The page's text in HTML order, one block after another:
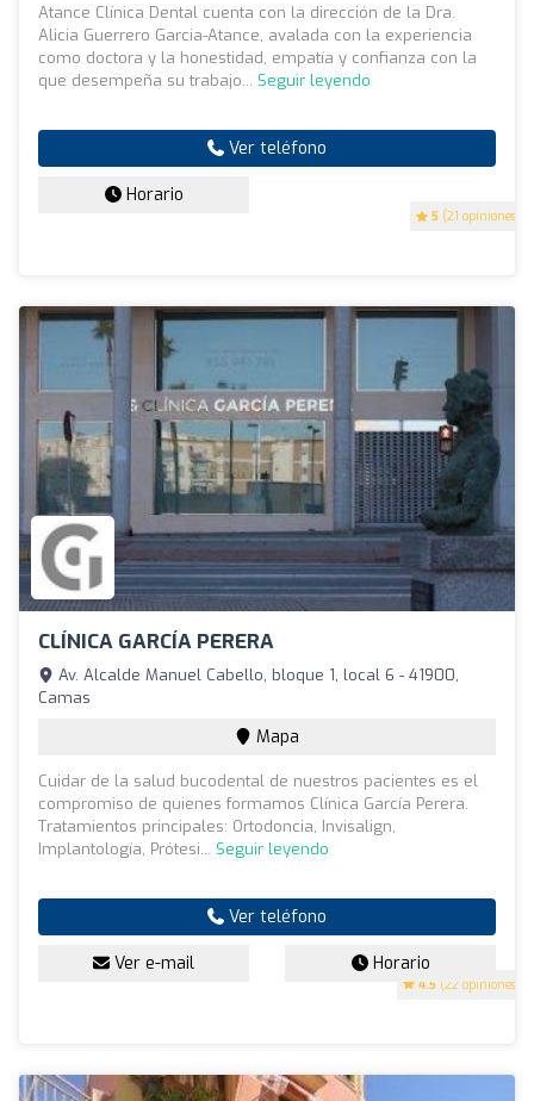
5 (21 opiniones)
Atance Clínica Dental cuenta con la dirección de la Dra.
Alicia Guerrero Garcia-Atance, avalada con la experiencia
como doctora y la honestidad, empatía y confianza con la
que desempeña su trabajo... Seguir leyendo
Ver teléfono
Horario
CLÍNICA GARCÍA PERERA
4.5 (22 opiniones)
Av. Alcalde Manuel Cabello, bloque 1, local 6 - 41900,
Camas
Mapa
Cuidar de la salud bucodental de nuestros pacientes es el
compromiso de quienes formamos Clínica García Perera.
Tratamientos principales: Ortodoncia, Invisalign,
Implantología, Prótesi... Seguir leyendo
Ver teléfono
Ver e-mail Horario